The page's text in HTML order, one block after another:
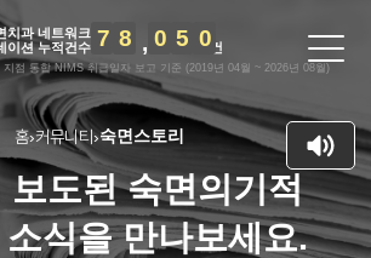
치과 네트워크
이션 누적건수 7 8 0 5 0건
지점 통합 NIMS 취급일자 보고 기준 (2019년 04월 ~ 2026년 08월)
홈›커뮤니티›숙면스토리
보도된 숙면의기적
식을 만나보세요.